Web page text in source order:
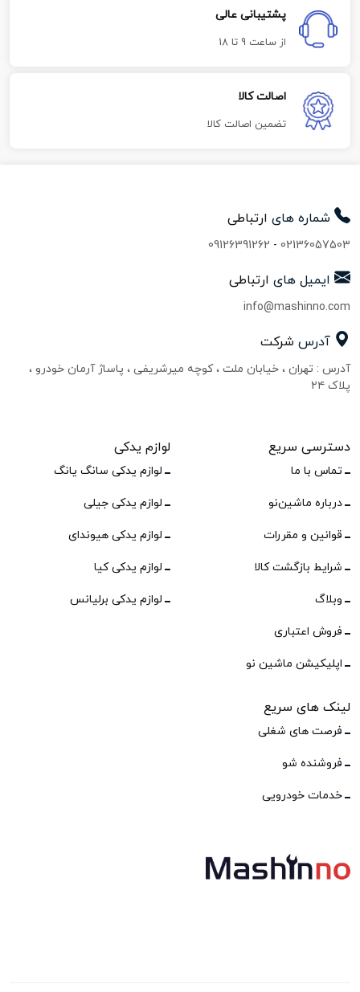
پشتیبانی عالی
از ساعت 9 تا 18
اصالت کالا
تضمین اصالت کالا
شماره های ارتباطی
02136057503
-
09126391262
ایمیل های ارتباطی
info@mashinno.com
آدرس شرکت
آدرس : تهران ، خیابان ملت ، کوچه میرشریفی ، پاساژ آرمان خودرو ،
پلاک ۲۴
دسترسی سریع
تماس با ما
درباره ماشین‌نو
قوانین و مقررات
شرایط بازگشت کالا
وبلاگ
فروش اعتباری
اپلیکیشن ماشین نو
لوازم یدکی
لوازم یدکی سانگ یانگ
لوازم یدکی جیلی
لوازم یدکی هیوندای
لوازم یدکی کیا
لوازم یدکی برلیانس
لینک های سریع
فرصت های شغلی
فروشنده شو
خدمات خودرویی